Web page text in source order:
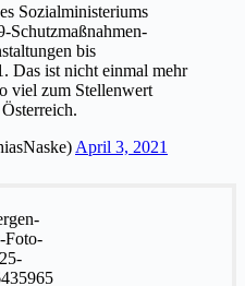
Sozialministeriums
bis
Das ist nicht einmal mehr
viel zum Stellenwert
April 3, 2021